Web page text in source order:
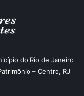
do Rio de Janeiro
– Centro, RJ